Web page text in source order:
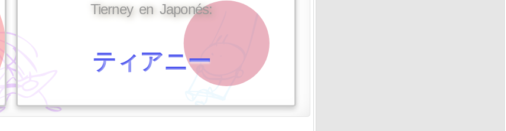
Tierney en Japonés:
ティアニー